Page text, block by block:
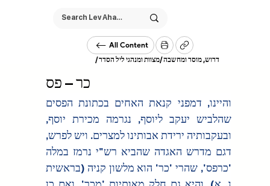
All Content
/מצוות ומנהגי ליל הסדר/דרוש, מוסר ומחשבה
כר – פס